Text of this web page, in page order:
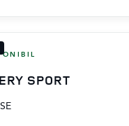
SPORT